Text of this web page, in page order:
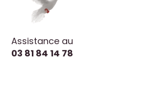
Assistance au
03 81 84 14 78